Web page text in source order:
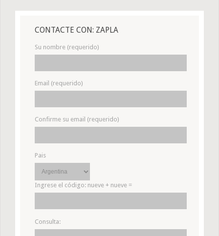
CONTACTE CON: ZAPLA
Su nombre (requerido)
Email (requerido)
Confirme su email (requerido)
Pais
Ingrese el código: nueve + nueve =
Consulta: